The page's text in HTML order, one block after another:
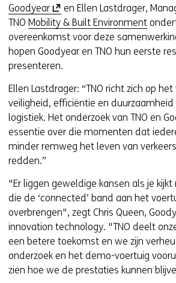
Goodyear(
o
p
e
n
i
n
n
i
e
w
v
e
n
s
t
e
en Ellen Lastdrager,
TNO Mobility & Built Environment
overeenkomst voor deze
hopen Goodyear en TNO hun eerste
presenteren.
Ellen Lastdrager: “TNO richt zich op
veiligheid, efficiëntie en
logistiek. Het onderzoek van TNO en
essentie over die momenten dat
minder remweg het leven van
redden.”
"Er liggen geweldige kansen als je
die de ‘connected’ band aan het
overbrengen", zegt Chris Queen,
innovation technology. "TNO deelt
een betere toekomst en we zijn
onderzoek en het demo-voertuig
zien hoe we de prestaties kunnen